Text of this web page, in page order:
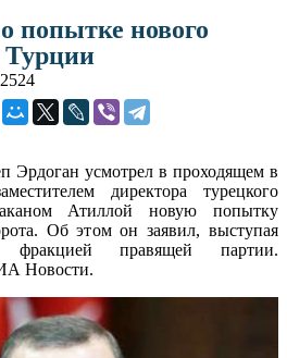
попытке нового
Турции
Эрдоган усмотрел в проходящем в
директора турецкого
Атиллой новую попытку
Об этом он заявил, выступая
фракцией правящей партии.
Новости.